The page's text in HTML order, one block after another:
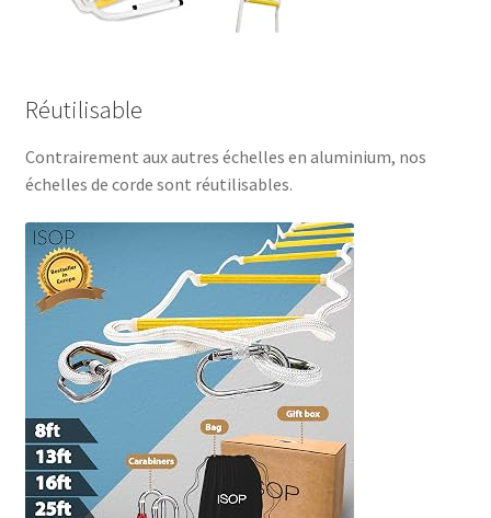
Réutilisable
Contrairement aux autres échelles en aluminium, nos
échelles de corde sont réutilisables.